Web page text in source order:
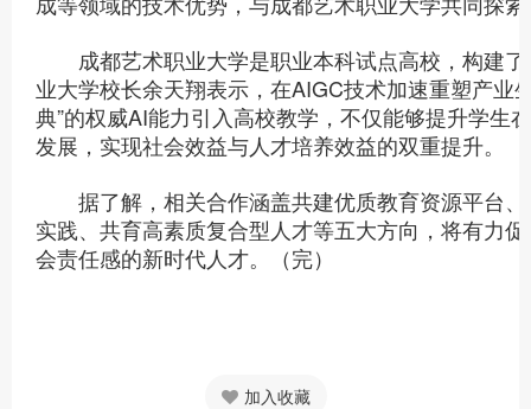
成都艺术职业大学是职业本科试点高校，构建了
业大学校长余天翔表示，在AIGC技术加速重塑产业
典”的权威AI能力引入高校教学，不仅能够提升学生
发展，实现社会效益与人才培养效益的双重提升。
据了解，相关合作涵盖共建优质教育资源平台、
实践、共育高素质复合型人才等五大方向，将有力
会责任感的新时代人才。（完）
加入收藏